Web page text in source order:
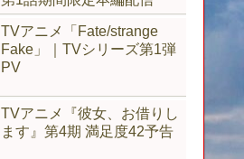
TVアニメ「Fate/strange
Fake」｜TVシリーズ第1弾
PV
TVアニメ『彼女、お借りし
ます』第4期 満足度42予告